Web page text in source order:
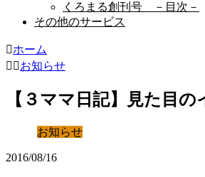
くろまる創刊号 －目次－
その他のサービス
ホーム
お知らせ
【３ママ日記】見た目
お知らせ
2016/08/16